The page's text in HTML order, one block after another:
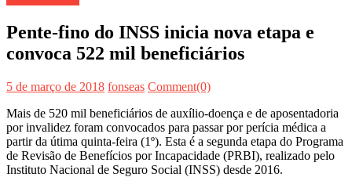
Pente-fino do INSS inicia nova etapa e
convoca 522 mil beneficiários
5 de março de 2018 fonseas Comment(0)
Mais de 520 mil beneficiários de auxílio-doença e de aposentadoria
por invalidez foram convocados para passar por perícia médica a
partir da útima quinta-feira (1º). Esta é a segunda etapa do Programa
de Revisão de Benefícios por Incapacidade (PRBI), realizado pelo
Instituto Nacional de Seguro Social (INSS) desde 2016.